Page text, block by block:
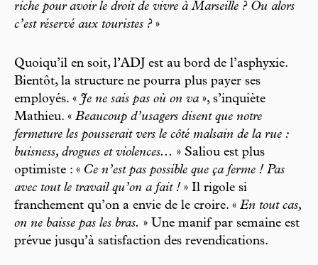
riche pour avoir le droit de vivre à Marseille ? Ou alors
c’est réservé aux touristes ?»
Quoiqu’il en soit, l’ADJ est au bord de l’asphyxie.
Bientôt, la structure ne pourra plus payer ses
employés. « Je ne sais pas où on va », s’inquiète
Mathieu. « Beaucoup d’usagers disent que notre
fermeture les pousserait vers le côté malsain de la rue :
buisness, drogues et violences... » Saliou est plus
optimiste : « Ce n’est pas possible que ça ferme ! Pas
avec tout le travail qu’on a fait ! » Il rigole si
franchement qu’on a envie de le croire. « En tout cas,
on ne baisse pas les bras. » Une manif par semaine est
prévue jusqu’à satisfaction des revendications.